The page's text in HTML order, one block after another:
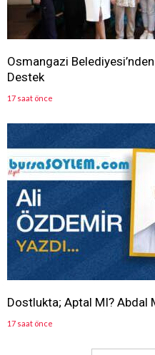
Osmangazi
Destek
17 saat önce
Dostlukta; Aptal MI? Abdal
17 saat önce